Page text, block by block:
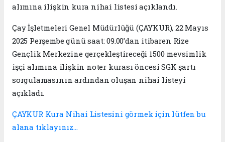
alımına ilişkin kura nihai listesi açıklandı.
Çay İşletmeleri Genel Müdürlüğü (ÇAYKUR), 22 Mayıs
2025 Perşembe günü saat: 09.00’dan itibaren Rize
Gençlik Merkezine gerçekleştireceği 1500 mevsimlik
işçi alımına ilişkin noter kurası öncesi SGK şartı
sorgulamasının ardından oluşan nihai listeyi
açıkladı.
ÇAYKUR Kura Nihai Listesini görmek için lütfen bu
alana tıklayınız…